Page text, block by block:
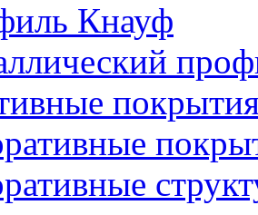
Кнауф